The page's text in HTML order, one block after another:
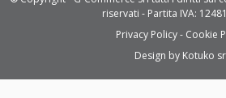
riservati - Partita IVA:
Privacy Policy
Cookie
Design by Kotuko